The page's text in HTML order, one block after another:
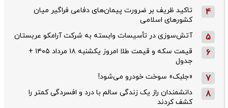
4
تاکید ظریف بر ضرورت پیمان‌های دفاعی فراگیر میان
کشورهای اسلامی
5 آتش‌سوزی در تأسیسات وابسته به شرکت آرامکو عربستان
6
قیمت سکه و قیمت طلا امروز یکشنبه ۱۸ مرداد ۱۴۰۵ +
جدول
7 «جلبک» سوخت خودرو می‌شود!
8
دانشمندان راز یک زندگی سالم با درد و افسردگی کمتر را
کشف کردند